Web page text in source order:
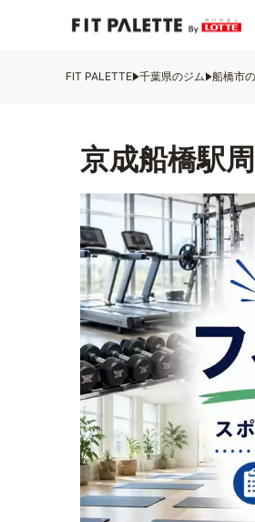
FIT PALETTE 千葉県のジム 船橋市
京成船橋駅